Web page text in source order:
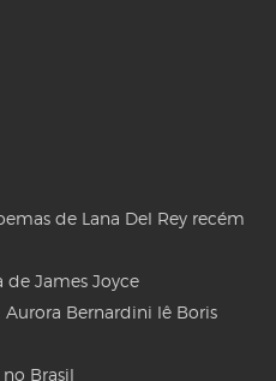
de Lana Del Rey recém
James Joyce
Bernardini lê Boris
Brasil